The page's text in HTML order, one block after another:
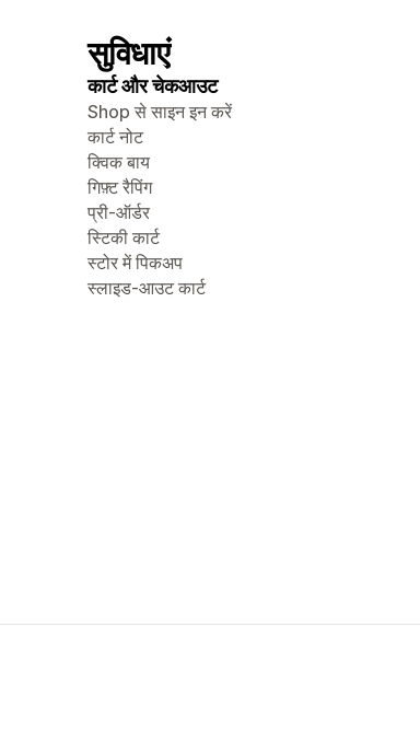
सुविधाएं
कार्ट और चेकआउट
Shop से साइन इन करें
कार्ट नोट
क्विक बाय
गिफ़्ट रैपिंग
प्री-ऑर्डर
स्टिकी कार्ट
स्टोर में पिकअप
स्लाइड-आउट कार्ट